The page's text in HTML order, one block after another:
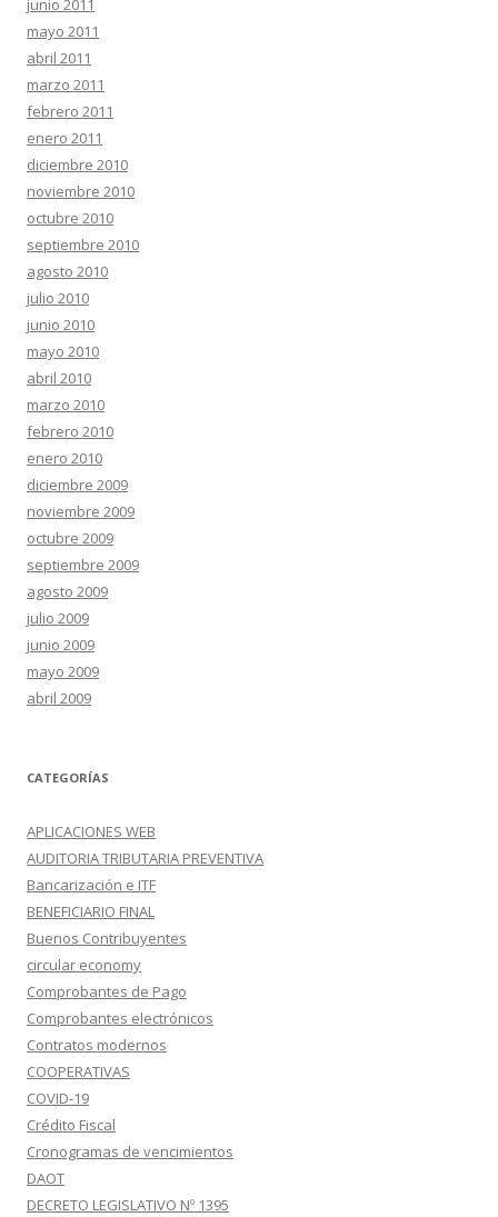
junio 2011
mayo 2011
abril 2011
marzo 2011
febrero 2011
enero 2011
diciembre 2010
noviembre 2010
octubre 2010
septiembre 2010
agosto 2010
julio 2010
junio 2010
mayo 2010
abril 2010
marzo 2010
febrero 2010
enero 2010
diciembre 2009
noviembre 2009
octubre 2009
septiembre 2009
agosto 2009
julio 2009
junio 2009
mayo 2009
abril 2009
CATEGORÍAS
APLICACIONES WEB
AUDITORIA TRIBUTARIA PREVENTIVA
Bancarización e ITF
BENEFICIARIO FINAL
Buenos Contribuyentes
circular economy
Comprobantes de Pago
Comprobantes electrónicos
Contratos modernos
COOPERATIVAS
COVID-19
Crédito Fiscal
Cronogramas de vencimientos
DAOT
DECRETO LEGISLATIVO Nº 1395